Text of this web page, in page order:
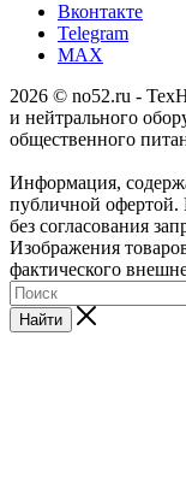
Вконтакте
Telegram
MAX
2026 © no52.ru -
и нейтрального
общественного
Информация,
публичной офертой.
без согласования
Изображения
фактического
Найти